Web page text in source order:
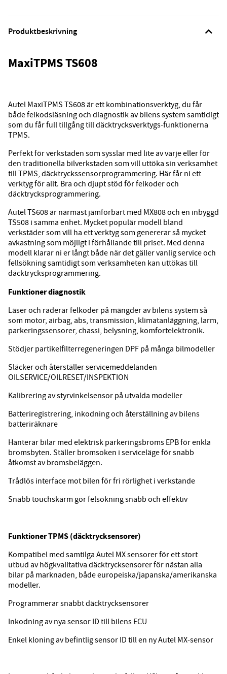
Produktbeskrivning
MaxiTPMS TS608
Autel MaxiTPMS TS608 är ett kombinationsverktyg, du får
både felkodsläsning och diagnostik av bilens system samtidigt
som du får full tillgång till däcktrycksverktygs-funktionerna
TPMS.
Perfekt för verkstaden som sysslar med lite av varje eller för
den traditionella bilverkstaden som vill uttöka sin verksamhet
till TPMS, däcktryckssensorprogrammering. Här får ni ett
verktyg för allt. Bra och djupt stöd för felkoder och
däcktrycksprogrammering.
Autel TS608 är närmast jämförbart med MX808 och en inbyggd
TS508 i samma enhet. Mycket populär modell bland
verkstäder som vill ha ett verktyg som genererar så mycket
avkastning som möjligt i förhållande till priset. Med denna
modell klarar ni er långt både när det gäller vanlig service och
fellsökning samtidigt som verksamheten kan uttökas till
däcktrycksprogrammering.
Funktioner diagnostik
Läser och raderar felkoder på mängder av bilens system så
som motor, airbag, abs, transmission, klimatanläggning, larm,
parkeringssensorer, chassi, belysning, komfortelektronik.
Stödjer partikelfilterregeneringen DPF på många bilmodeller
Släcker och återställer servicemeddelanden
OILSERVICE/OILRESET/INSPEKTION
Kalibrering av styrvinkelsensor på utvalda modeller
Batteriregistrering, inkodning och återställning av bilens
batteriräknare
Hanterar bilar med elektrisk parkeringsbroms EPB för enkla
bromsbyten. Ställer bromsoken i serviceläge för snabb
åtkomst av bromsbeläggen.
Trådlös interface mot bilen för fri rörlighet i verkstande
Snabb touchskärm gör felsökning snabb och effektiv
Funktioner TPMS (däcktrycksensorer)
Kompatibel med samtilga Autel MX sensorer för ett stort
utbud av högkvalitativa däcktrycksensorer för nästan alla
bilar på marknaden, både europeiska/japanska/amerikanska
modeller.
Programmerar snabbt däcktrycksensorer
Inkodning av nya sensor ID till bilens ECU
Enkel kloning av befintlig sensor ID till en ny Autel MX-sensor